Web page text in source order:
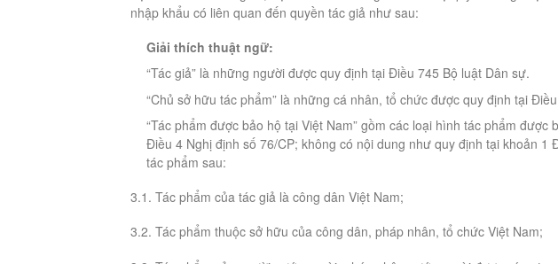
nhập khẩu có liên quan đến quyền tác giả như sau:
Giải thích thuật ngữ:
“Tác giả” là những người được quy định tại Điều 745 Bộ luật Dân sự.
“Chủ sở hữu tác phẩm” là những cá nhân, tổ chức được quy định tại
“Tác phẩm được bảo hộ tại Việt Nam” gồm các loại hình tác phẩm
Điều 4 Nghị định số 76/CP; không có nội dung như quy định tại khoản 1
tác phẩm sau:
3.1. Tác phẩm của tác giả là công dân Việt Nam;
3.2. Tác phẩm thuộc sở hữu của công dân, pháp nhân, tổ chức Việt Nam;